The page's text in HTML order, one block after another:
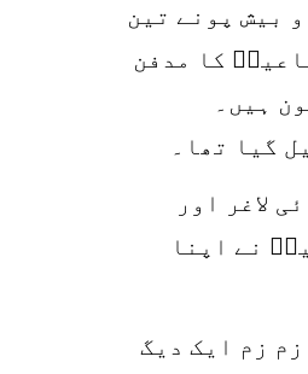
بیش پونے تین
کا مدفن
ہیں۔
گیا تھا۔
لاغر اور
نے اپنا
زم ایک دیگ